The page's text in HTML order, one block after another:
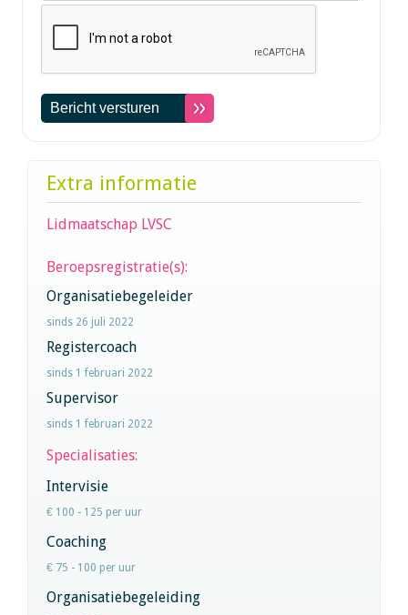
Extra informatie
Lidmaatschap LVSC
Beroepsregistratie(s):
Organisatiebegeleider
sinds 26 juli 2022
Registercoach
sinds 1 februari 2022
Supervisor
sinds 1 februari 2022
Specialisaties:
Intervisie
€ 100 - 125 per uur
Coaching
€ 75 - 100 per uur
Organisatiebegeleiding